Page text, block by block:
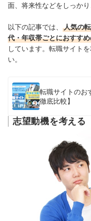
面、将来性などをしっかり
以下の記事では、
人気の
代・年収帯ごとにおすす
しています。転職サイト
い。
転職サイトのお
徹底比較】
志望動機を考える